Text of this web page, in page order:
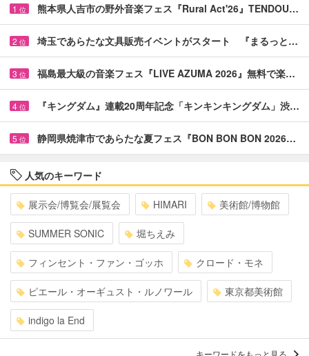
1 位 熊本県人吉市の野外音楽フェス『Rural Act'26』TENDOU…
2 位 埼玉であらたな文具販売イベントがスタート 『まるっと…
3 位 福島最大級の音楽フェス『LIVE AZUMA 2026』無料で楽…
4 位 『キングダム』連載20周年記念「キンキンキングダム」渋…
5 位 静岡県焼津市であらたな夏フェス『BON BON BON 2026…
人気のキーワード
展示会/博覧会/展覧会 HIMARI 美術館/博物館
SUMMER SONIC 堀ちえみ
フィンセント・ファン・ゴッホ クロード・モネ
ピエール・オーギュスト・ルノワール 東京都美術館
indigo la End
キーワードをもっと見る